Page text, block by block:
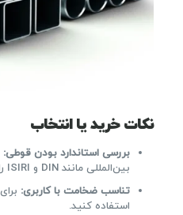
نکات خرید یا انتخاب
بررسی استاندارد بودن قوطی:
بین‌المللی مانند DIN و ISIRI را بررسی کنید.
تناسب ضخامت با کاربری:
استفاده کنید.